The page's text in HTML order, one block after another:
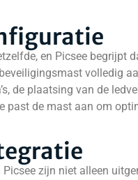
en Picsee begrijpt
volledig
de plaatsing van de
past de mast aan om
zijn niet alleen